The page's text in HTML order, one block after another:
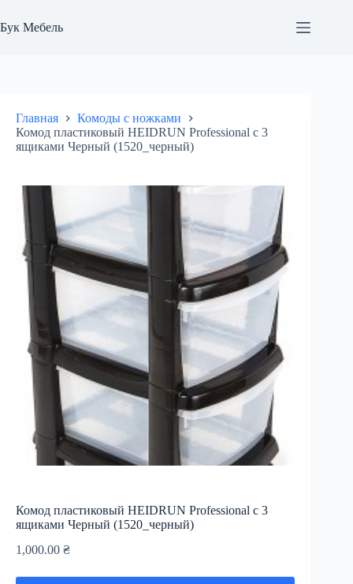
к
сути
Бук Мебель
Главная
Комоды с ножками
Комод пластиковый HEIDRUN Professional с 3
ящиками Черный (1520_черный)
Комод пластиковый HEIDRUN Professional с 3
ящиками Черный (1520_черный)
1,000.00 ₴